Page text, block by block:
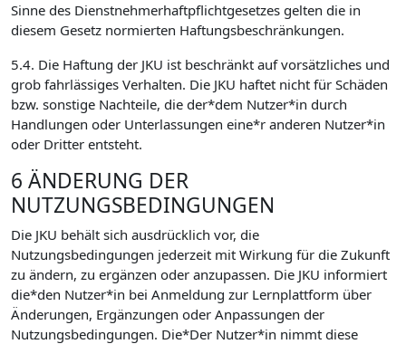
Sinne des Dienstnehmerhaftpflichtgesetzes gelten die in
diesem Gesetz normierten Haftungsbeschränkungen.
5.4. Die Haftung der JKU ist beschränkt auf vorsätzliches und
grob fahrlässiges Verhalten. Die JKU haftet nicht für Schäden
bzw. sonstige Nachteile, die der*dem Nutzer*in durch
Handlungen oder Unterlassungen eine*r anderen Nutzer*in
oder Dritter entsteht.
6 ÄNDERUNG DER
NUTZUNGSBEDINGUNGEN
Die JKU behält sich ausdrücklich vor, die
Nutzungsbedingungen jederzeit mit Wirkung für die Zukunft
zu ändern, zu ergänzen oder anzupassen. Die JKU informiert
die*den Nutzer*in bei Anmeldung zur Lernplattform über
Änderungen, Ergänzungen oder Anpassungen der
Nutzungsbedingungen. Die*Der Nutzer*in nimmt diese